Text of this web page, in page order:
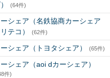
(64件)
シェア（名鉄協商カーシェア
テコ）
(62件)
シェア（トヨタシェア） (65件)
シェア（aoi dカーシェア）
件)